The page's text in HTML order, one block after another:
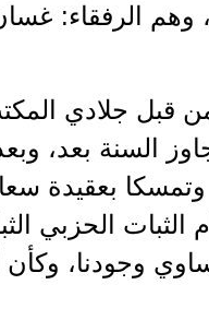
وهم الرفقاء:
الرفيقة عفيفة من قبل
السنة بعد،
بعقيدة
الحزبي
وجودنا، وكأن